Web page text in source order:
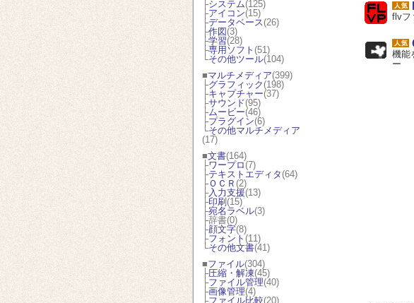
├システム(125)
├アイコン(15)
├データベース(26)
├作図 (3)
├学習(28)
├専用ソフト (51)
└その他ツール(104)
■マルチメディア(399)
├グラフィック (198)
├キャプチャー(37)
├サウンド(95)
├ムービー(46)
├プラグイン(6)
└その他マルチメディア
(17)
■文書(164)
├ワープロ (7)
├テキストエディタ (64)
├ＯＣＲ (2)
├入力支援(13)
├印刷 (15)
├宛名ラベル(3)
├辞書(0)
├顔文字(8)
├フォント (11)
└その他文書(41)
■ファイル(304)
├圧縮・解凍(45)
├ファイル管理(40)
├画像管理(4)
├ファイル比較(20)
flvフ
機能
ー